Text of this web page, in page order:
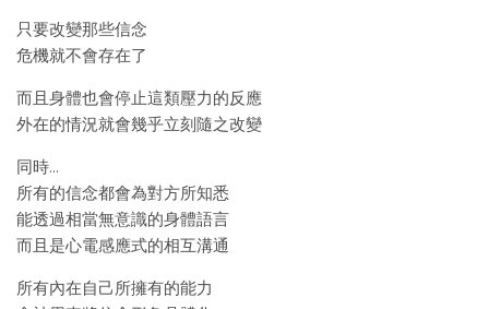
只要改變那些信念
危機就不會存在了
而且身體也會停止這類壓力的反應
外在的情況就會幾乎立刻隨之改變
同時…
所有的信念都會為對方所知悉
能透過相當無意識的身體語言
而且是心電感應式的相互溝通
所有內在自己所擁有的能力